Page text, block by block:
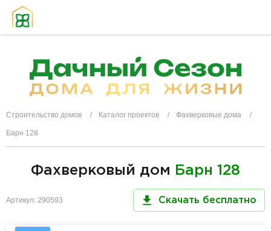
Строительство домов Каталог проектов Фахверковые дома
Барн 128
Фахверковый дом Барн 128
Артикул: 290593 Скачать бесплатно